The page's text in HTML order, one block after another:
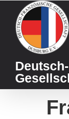
content